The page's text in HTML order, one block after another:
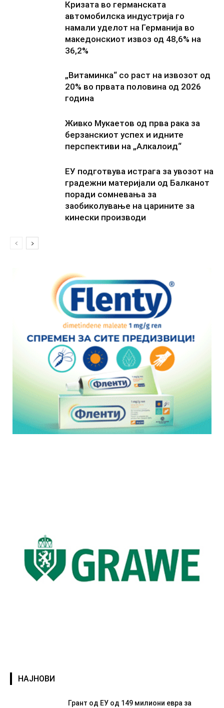
Кризата во германската
автомобилска индустрија го
намали уделот на Германија во
македонскиот извоз од 48,6% на
36,2%
„Витаминка“ со раст на извозот од
20% во првата половина од 2026
година
Живко Мукаетов од прва рака за
берзанскиот успех и идните
перспективи на „Алкалоид“
ЕУ подготвува истрага за увозот на
градежни материјали од Балканот
поради сомневања за
заобиколување на царините за
кинески производи
НАЈНОВИ
Грант од ЕУ од 149 милиони евра за